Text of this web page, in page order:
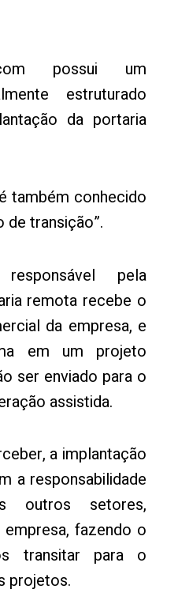
possui um
estruturado
da portaria
também conhecido
de transição”.
pela
remota recebe o
da empresa, e
em um projeto
ser enviado para o
assistida.
a implantação
a responsabilidade
outros setores,
fazendo o
transitar para o
projetos.